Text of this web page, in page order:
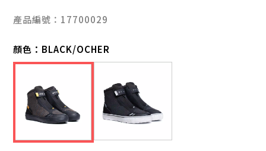
產品編號：17700029
顏色： BLACK/OCHER